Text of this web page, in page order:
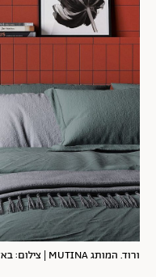
ורוד. המותג MUTINA | צילום: באדיבות MODY